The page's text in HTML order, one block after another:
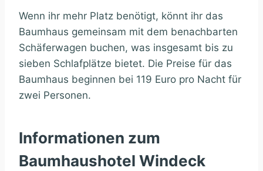
Wenn ihr mehr Platz benötigt, könnt ihr das
Baumhaus gemeinsam mit dem benachbarten
Schäferwagen buchen, was insgesamt bis zu
sieben Schlafplätze bietet. Die Preise für das
Baumhaus beginnen bei 119 Euro pro Nacht für
zwei Personen.
Informationen zum
Baumhaushotel Windeck